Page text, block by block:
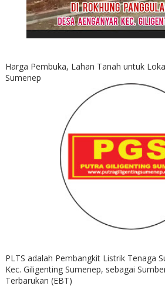
Harga Pembuka, Lahan Tanah untuk
Sumenep
PLTS adalah Pembangkit Listrik Tenaga
Kec. Giligenting Sumenep, sebagai
Terbarukan (EBT)